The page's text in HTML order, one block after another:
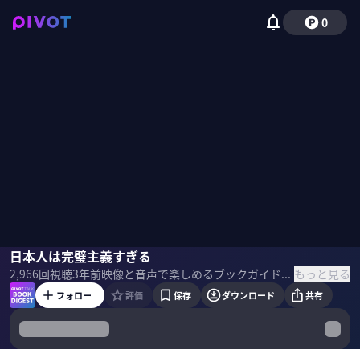
0
日本人は完璧主義すぎる
2,966回視聴3年前 映像と音声で楽しめるブックガイド。話題の新刊の著者・訳者・編集者・思い入れのある人をゲストに呼び、ビジネスパーソンが吸収したい学びを、本の作り手に直接聞きます。 本1冊を読む時間がなかなか取れないという方も、この番組を通じて最新のビジネス書のエッセンスに触れられます。 もっと見る
ダン・ローム
フォロー 評価 保存 ダウンロード 共有